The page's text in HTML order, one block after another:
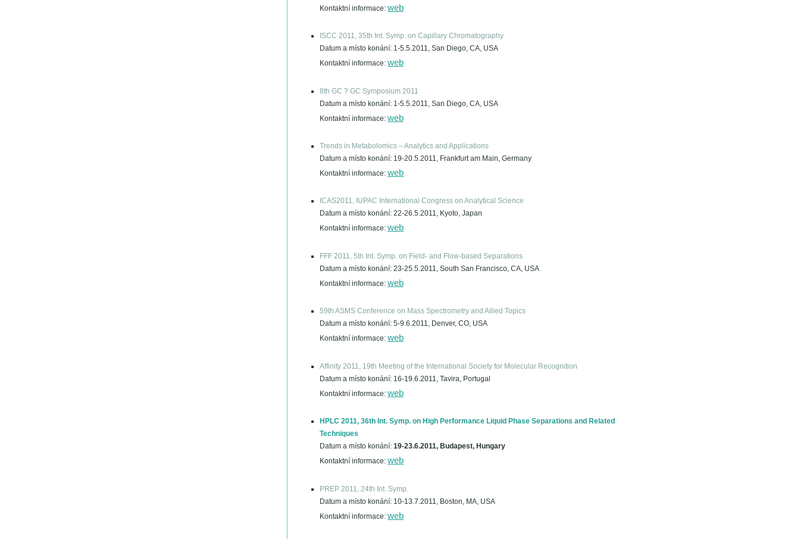
Kontaktní informace: web
ISCC 2011, 35th Int. Symp. on Capillary Chromatography
Datum a místo konání: 1-5.5.2011, San Diego, CA, USA
Kontaktní informace: web
8th GC ? GC Symposium 2011
Datum a místo konání: 1-5.5.2011, San Diego, CA, USA
Kontaktní informace: web
Trends in Metabolomics – Analytics and Applications
Datum a místo konání: 19-20.5.2011, Frankfurt am Main, Germany
Kontaktní informace: web
ICAS2011, IUPAC International Congress on Analytical Science
Datum a místo konání: 22-26.5.2011, Kyoto, Japan
Kontaktní informace: web
FFF 2011, 5th Int. Symp. on Field- and Flow-based Separations
Datum a místo konání: 23-25.5.2011, South San Francisco, CA, USA
Kontaktní informace: web
59th ASMS Conference on Mass Spectrometry and Allied Topics
Datum a místo konání: 5-9.6.2011, Denver, CO, USA
Kontaktní informace: web
Affinity 2011, 19th Meeting of the International Society for Molecular Recognition
Datum a místo konání: 16-19.6.2011, Tavira, Portugal
Kontaktní informace: web
HPLC 2011, 36th Int. Symp. on High Performance Liquid Phase Separations and Related
Techniques
Datum a místo konání: 19-23.6.2011, Budapest, Hungary
Kontaktní informace: web
PREP 2011, 24th Int. Symp.
Datum a místo konání: 10-13.7.2011, Boston, MA, USA
Kontaktní informace: web